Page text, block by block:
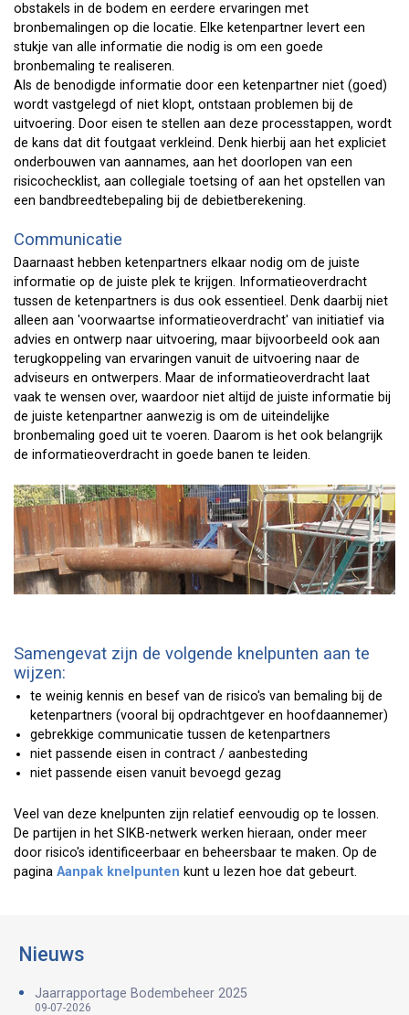
obstakels in de bodem en eerdere ervaringen met
bronbemalingen op die locatie. Elke ketenpartner levert een
stukje van alle informatie die nodig is om een goede
bronbemaling te realiseren.
Als de benodigde informatie door een ketenpartner niet (goed)
wordt vastgelegd of niet klopt, ontstaan problemen bij de
uitvoering. Door eisen te stellen aan deze processtappen, wordt
de kans dat dit foutgaat verkleind. Denk hierbij aan het expliciet
onderbouwen van aannames, aan het doorlopen van een
risicochecklist, aan collegiale toetsing of aan het opstellen van
een bandbreedtebepaling bij de debietberekening.
Communicatie
Daarnaast hebben ketenpartners elkaar nodig om de juiste
informatie op de juiste plek te krijgen. Informatieoverdracht
tussen de ketenpartners is dus ook essentieel. Denk daarbij niet
alleen aan 'voorwaartse informatieoverdracht' van initiatief via
advies en ontwerp naar uitvoering, maar bijvoorbeeld ook aan
terugkoppeling van ervaringen vanuit de uitvoering naar de
adviseurs en ontwerpers. Maar de informatieoverdracht laat
vaak te wensen over, waardoor niet altijd de juiste informatie bij
de juiste ketenpartner aanwezig is om de uiteindelijke
bronbemaling goed uit te voeren. Daarom is het ook belangrijk
de informatieoverdracht in goede banen te leiden.
Samengevat zijn de volgende knelpunten aan te
wijzen:
te weinig kennis en besef van de risico's van bemaling bij de
ketenpartners (vooral bij opdrachtgever en hoofdaannemer)
gebrekkige communicatie tussen de ketenpartners
niet passende eisen in contract / aanbesteding
niet passende eisen vanuit bevoegd gezag
Veel van deze knelpunten zijn relatief eenvoudig op te lossen.
De partijen in het SIKB-netwerk werken hieraan, onder meer
door risico's identificeerbaar en beheersbaar te maken. Op de
pagina Aanpak knelpunten kunt u lezen hoe dat gebeurt.
Nieuws
Jaarrapportage Bodembeheer 2025
09-07-2026